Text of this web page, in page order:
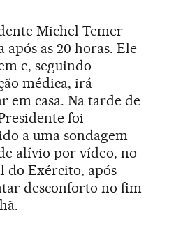
Michel Temer
após as 20 horas. Ele
e, seguindo
médica, irá
em casa. Na tarde de
foi
a uma sondagem
alívio por vídeo, no
do Exército, após
desconforto no fim